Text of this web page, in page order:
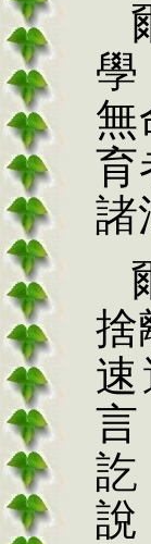
學
無
育
諸
捨
言
訖
說